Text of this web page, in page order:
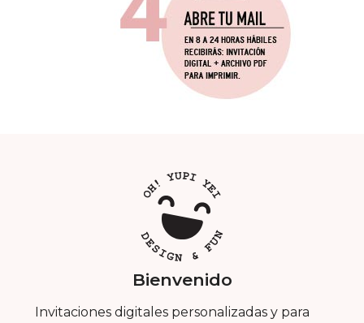
Bienvenido
Invitaciones digitales personalizadas y para